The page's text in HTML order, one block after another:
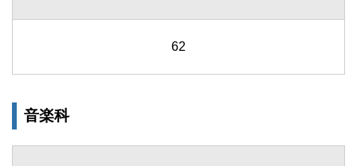
62
音楽科